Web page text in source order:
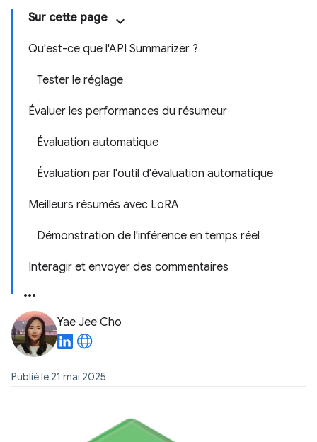
Sur cette page
Qu'est-ce que l'API Summarizer ?
Tester le réglage
Évaluer les performances du résumeur
Évaluation automatique
Évaluation par l'outil d'évaluation automatique
Meilleurs résumés avec LoRA
Démonstration de l'inférence en temps réel
Interagir et envoyer des commentaires
Yae Jee Cho
Publié le 21 mai 2025